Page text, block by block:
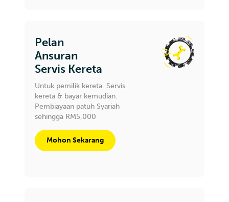
Pelan
Ansuran
Servis Kereta
Untuk pemilik kereta. Servis
kereta & bayar kemudian.
Pembiayaan patuh Syariah
sehingga RM5,000
Mohon Sekarang